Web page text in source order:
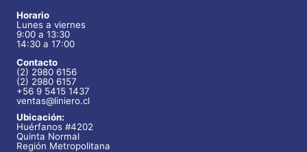
Horario
Lunes a viernes
9:00 a 13:30
14:30 a 17:00
Contacto
(2) 2980 6156
(2) 2980 6157
+56 9 5415 1437
ventas@liniero.cl
Ubicación:
Huérfanos #4202
Quinta Normal
Región Metropolitana